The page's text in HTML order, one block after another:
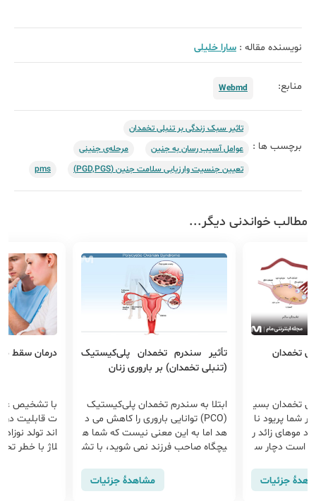
نویسنده مقاله : سارا خلیلی
منابع: Webmd
برچسب ها :
تاثیر سبک زندگی بر تنبلی تخمدان
عوامل آسیب‌ رسان به جنین
مرحله‌ی جنینی
تعیین جنسیت وارزیابی سلامت جنین (PGD,PGS)
pms
مطالب خواندنی دیگر...
تخمدان
تخمدان بسی
شما پریود نا
موهای زائد ر
است دچار س
جزئیات
تأثیر سندرم تخمدان پلی‌کیستیک
(تنبلی تخمدان) بر باروری زنان
ابتلا به سندرم تخمدان پلی‌کیستیک
(PCO) توانایی باروری را کاهش می د
هد اما به این معنی نیست که شما ه
یچگاه صاحب فرزند نمی شوید، با تش
گرفتن آن به راحتی شرایط باروری مهی
مشاهدهٔ جزئیات
درمان سقط
با تشخیص
ت قابلیت
اند تولد
لاژ با خطر